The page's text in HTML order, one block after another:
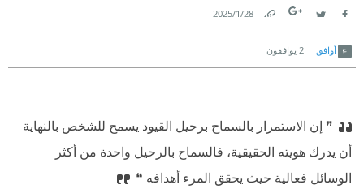
28‏/1‏/2025
أوافق 2 يوافقون
❞ إن الاستمرار بالسماح برحيل القيود يسمح للشخص بالنهاية
أن يدرك هويته الحقيقية، فالسماح بالرحيل واحدة من أكثر
الوسائل فعالية حيث يحقق المرء أهدافه ❝